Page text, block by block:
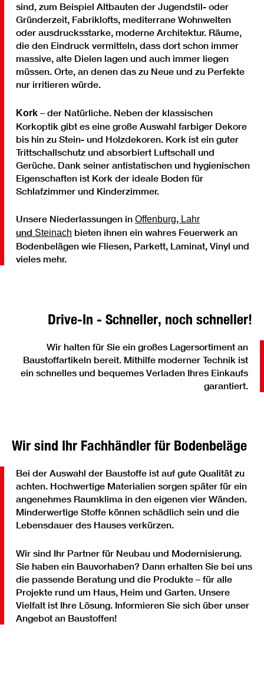
sind, zum Beispiel Altbauten der Jugendstil- oder
Gründerzeit, Fabriklofts, mediterrane Wohnwelten
oder ausdrucksstarke, moderne Architektur. Räume,
die den Eindruck vermitteln, dass dort schon immer
massive, alte Dielen lagen und auch immer liegen
müssen. Orte, an denen das zu Neue und zu Perfekte
nur irritieren würde.
Kork – der Natürliche. Neben der klassischen
Korkoptik gibt es eine große Auswahl farbiger Dekore
bis hin zu Stein- und Holzdekoren. Kork ist ein guter
Trittschallschutz und absorbiert Luftschall und
Gerüche. Dank seiner antistatischen und hygienischen
Eigenschaften ist Kork der ideale Boden für
Schlafzimmer und Kinderzimmer.
Unsere Niederlassungen in Offenburg, Lahr
und Steinach bieten ihnen ein wahres Feuerwerk an
Bodenbelägen wie Fliesen, Parkett, Laminat, Vinyl und
vieles mehr.
Drive-In - Schneller, noch schneller!
Wir halten für Sie ein großes Lagersortiment an
Baustoffartikeln bereit. Mithilfe moderner Technik ist
ein schnelles und bequemes Verladen Ihres Einkaufs
garantiert.
Wir sind Ihr Fachhändler für Bodenbeläge
Bei der Auswahl der Baustoffe ist auf gute Qualität zu
achten. Hochwertige Materialien sorgen später für ein
angenehmes Raumklima in den eigenen vier Wänden.
Minderwertige Stoffe können schädlich sein und die
Lebensdauer des Hauses verkürzen.
Wir sind Ihr Partner für Neubau und Modernisierung.
Sie haben ein Bauvorhaben? Dann erhalten Sie bei uns
die passende Beratung und die Produkte – für alle
Projekte rund um Haus, Heim und Garten. Unsere
Vielfalt ist Ihre Lösung. Informieren Sie sich über unser
Angebot an Baustoffen!